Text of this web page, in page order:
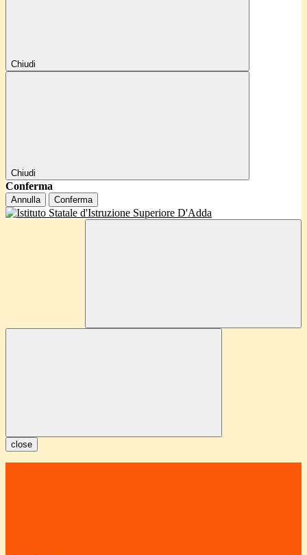
Chiudi
Chiudi
Conferma
Annulla Conferma
close